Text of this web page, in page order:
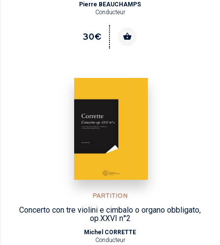
Pierre BEAUCHAMPS
Conducteur
30€
PARTITION
Concerto con tre violini e cimbalo o organo obbligato,
op.XXVI n°2
Michel CORRETTE
Conducteur